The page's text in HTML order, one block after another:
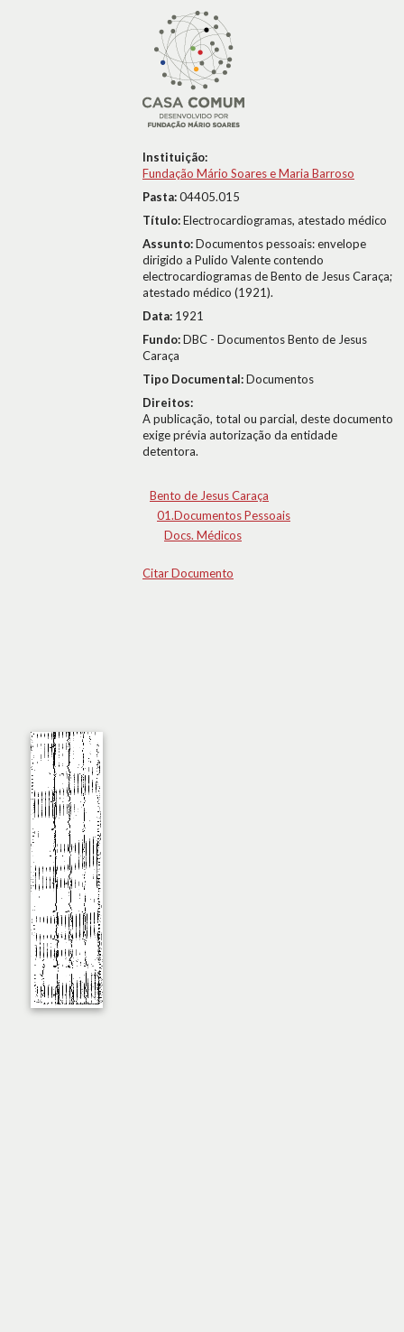
Instituição:
Fundação Mário Soares e Maria Barroso
Pasta:04405.015
Título:Electrocardiogramas, atestado médico
Assunto:Documentos pessoais: envelope
dirigido a Pulido Valente contendo
electrocardiogramas de Bento de Jesus Caraça;
atestado médico (1921).
Data: 1921
Fundo:DBC - Documentos Bento de Jesus
Caraça
Tipo Documental:Documentos
Direitos:
A publicação, total ou parcial, deste documento
exige prévia autorização da entidade
detentora.
Bento de Jesus Caraça
01.Documentos Pessoais
Docs. Médicos
Citar Documento